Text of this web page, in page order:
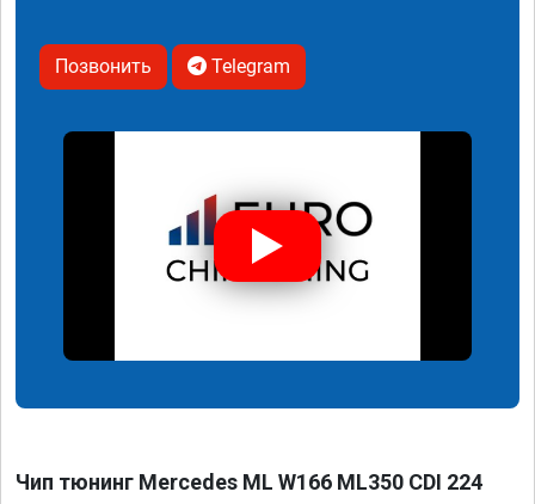
Позвонить Telegram
Чип тюнинг Mercedes ML W166 ML350 CDI 224